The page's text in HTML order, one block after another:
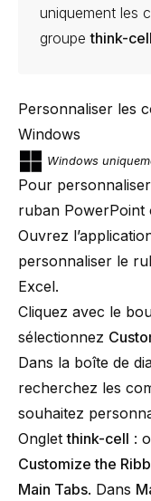
uniquement les
groupethink-cell
Personnaliser les
Windows
Windows
Pour
ruban PowerPoint
Ouvrez
personnaliser le
Excel.
Cliquez avec le
sélectionnez
Dans la boîte de
recherchez les
souhaitez
Ongletthink-cell :
Customize the
Main Tabs. Dans